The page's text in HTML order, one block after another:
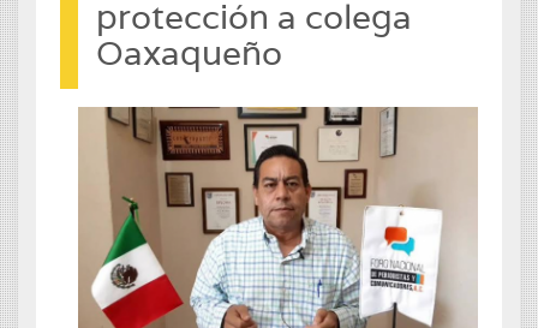
protección a colega
Oaxaqueño